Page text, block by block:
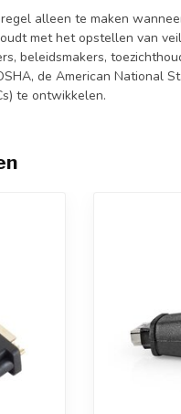
alleen te maken
met het opstellen van
beleidsmakers,
de American National
te ontwikkelen.